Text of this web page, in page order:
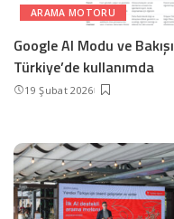
ARAMA MOTORU
Google AI Modu ve Bakışı
Türkiye’de kullanımda
19 Şubat 2026